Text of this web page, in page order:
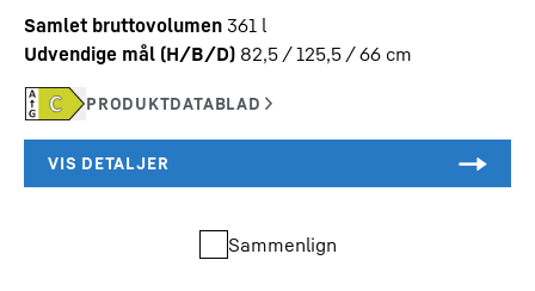
Samlet bruttovolumen 361 l
Udvendige mål (H/B/D) 82,5 / 125,5 / 66 cm
Sammenlign